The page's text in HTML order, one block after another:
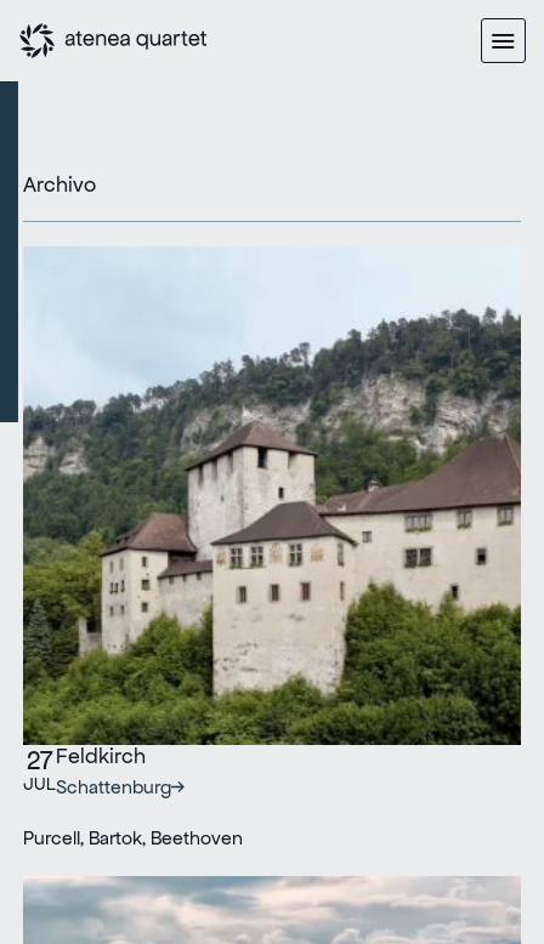
Archivo
27
JUL
Feldkirch
Schattenburg
Purcell, Bartok, Beethoven